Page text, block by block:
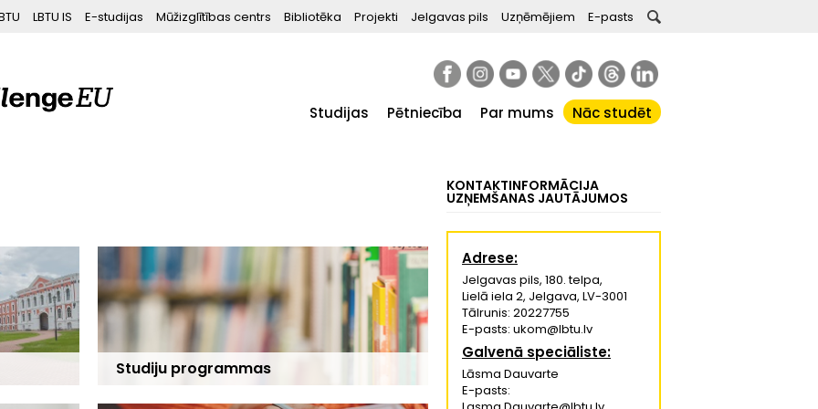
LBTU IS E-studijas Mūžizglītības centrs Bibliotēka Projekti Jelgavas pils Uzņēmējiem E-pasts
Studijas Pētniecība Par mums Nāc studēt
Studiju programmas
KONTAKTINFORMĀCIJA
UZŅEMŠANAS JAUTĀJUMOS
Adrese:
Jelgavas pils, 180. telpa,
Lielā iela 2, Jelgava, LV-3001
Tālrunis: 20227755
E-pasts: ukom@lbtu.lv
Galvenā speciāliste:
Lāsma Dauvarte
E-pasts: